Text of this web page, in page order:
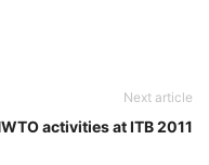
Next article
activities at ITB 2011